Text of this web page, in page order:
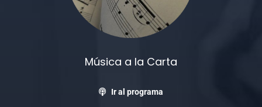
Música a la Carta
Ir al programa